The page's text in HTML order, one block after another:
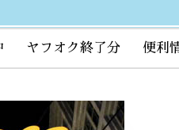
ヤフオク終了分 便利